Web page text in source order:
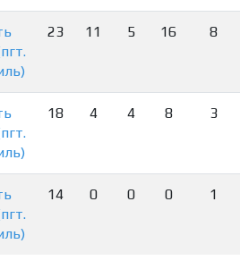
23 11 5 16 8
18 4 4 8 3
14 0 0 0 1